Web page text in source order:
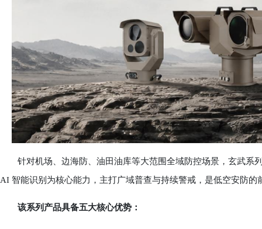
针对机场、边海防、油田油库等大范围全域防控场景，玄武系
AI 智能识别为核心能力，主打广域普查与持续警戒，是低空安防的
该系列产品具备五大核心优势：